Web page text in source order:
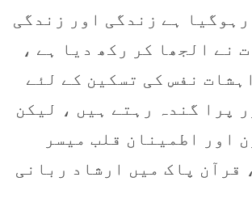
ہے زندگی اور زندگی
نے الجھا کر رکھ دیا ہے ،
نفس کی تسکین کے لئے
پرا گندہ رہتے ہیں ، لیکن
اور اطمینان قلب میسر
قرآن پاک میں ارشاد ربانی